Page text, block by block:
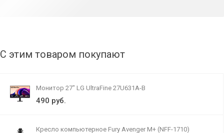
С этим товаром покупают
Монитор 27" LG UltraFine 27U631A-B
490 руб.
Кресло компьютерное Fury Avenger M+ (NFF-1710)